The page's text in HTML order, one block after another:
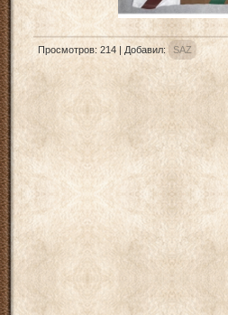
Просмотров: 214 | Добавил: SAZ